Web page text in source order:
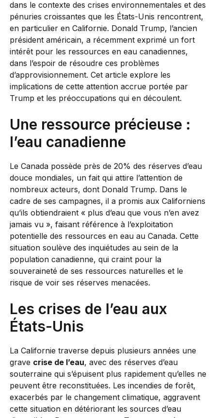
dans le contexte des crises environnementales et des
pénuries croissantes que les États-Unis rencontrent,
en particulier en Californie. Donald Trump, l’ancien
président américain, a récemment exprimé un fort
intérêt pour les ressources en eau canadiennes,
dans l’espoir de résoudre ces problèmes
d’approvisionnement. Cet article explore les
implications de cette attention accrue portée par
Trump et les préoccupations qui en découlent.
Une ressource précieuse :
l’eau canadienne
Le Canada possède près de 20% des réserves d’eau
douce mondiales, un fait qui attire l’attention de
nombreux acteurs, dont Donald Trump. Dans le
cadre de ses campagnes, il a promis aux Californiens
qu’ils obtiendraient « plus d’eau que vous n’en avez
jamais vu », faisant référence à l’exploitation
potentielle des ressources en eau au Canada. Cette
situation soulève des inquiétudes au sein de la
population canadienne, qui craint pour la
souveraineté de ses ressources naturelles et le
risque de voir ses réserves menacées.
Les crises de l’eau aux
États-Unis
La Californie traverse depuis plusieurs années une
grave crise de l’eau, avec des réserves d’eau
souterraine qui s’épuisent plus rapidement qu’elles ne
peuvent être reconstituées. Les incendies de forêt,
exacerbés par le changement climatique, aggravent
cette situation en détériorant les sources d’eau